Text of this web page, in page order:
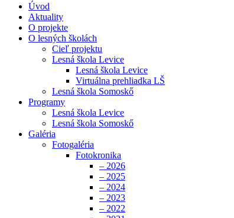
Úvod
Aktuality
O projekte
O lesných školách
Cieľ projektu
Lesná škola Levice
Lesná škola Levice
Virtuálna prehliadka LŠ
Lesná škola Somoskő
Programy
Lesná škola Levice
Lesná škola Somoskő
Galéria
Fotogaléria
Fotokronika
– 2026
– 2025
– 2024
– 2023
– 2022